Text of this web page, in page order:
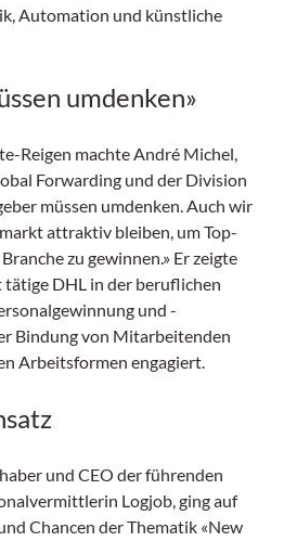
Automation und künstliche
umdenken»
Reigen machte André Michel,
Forwarding und der Division
müssen umdenken. Auch wir
attraktiv bleiben, um Top-
zu gewinnen.» Er zeigte
tätige DHL in der beruflichen
und -
Bindung von Mitarbeitenden
Arbeitsformen engagiert.
und CEO der führenden
Logjob, ging auf
Chancen der Thematik «New